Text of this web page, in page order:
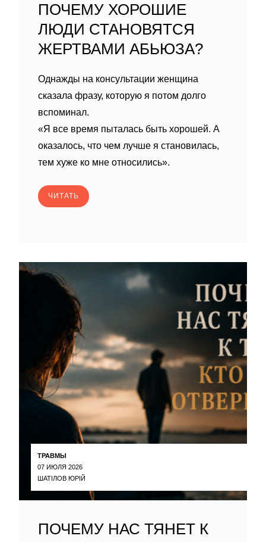
ПОЧЕМУ ХОРОШИЕ
ЛЮДИ СТАНОВЯТСЯ
ЖЕРТВАМИ АБЬЮЗА?
Однажды на консультации женщина
сказала фразу, которую я потом долго
вспоминал.
«Я все время пыталась быть хорошей. А
оказалось, что чем лучше я становилась,
тем хуже ко мне относились».
ЧИТАТЬ
ТРАВМЫ
07 ИЮЛЯ 2026
ШАТІЛОВ ЮРІЙ
ПОЧЕМУ НАС ТЯНЕТ К